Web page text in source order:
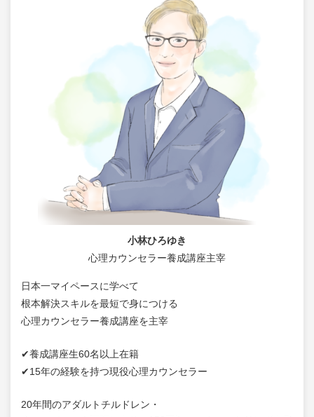
小林ひろゆき
心理カウンセラー養成講座主宰
日本一マイペースに学べて
根本解決スキルを最短で身につける
心理カウンセラー養成講座を主宰
✔養成講座生60名以上在籍
✔15年の経験を持つ現役心理カウンセラー
20年間のアダルトチルドレン・